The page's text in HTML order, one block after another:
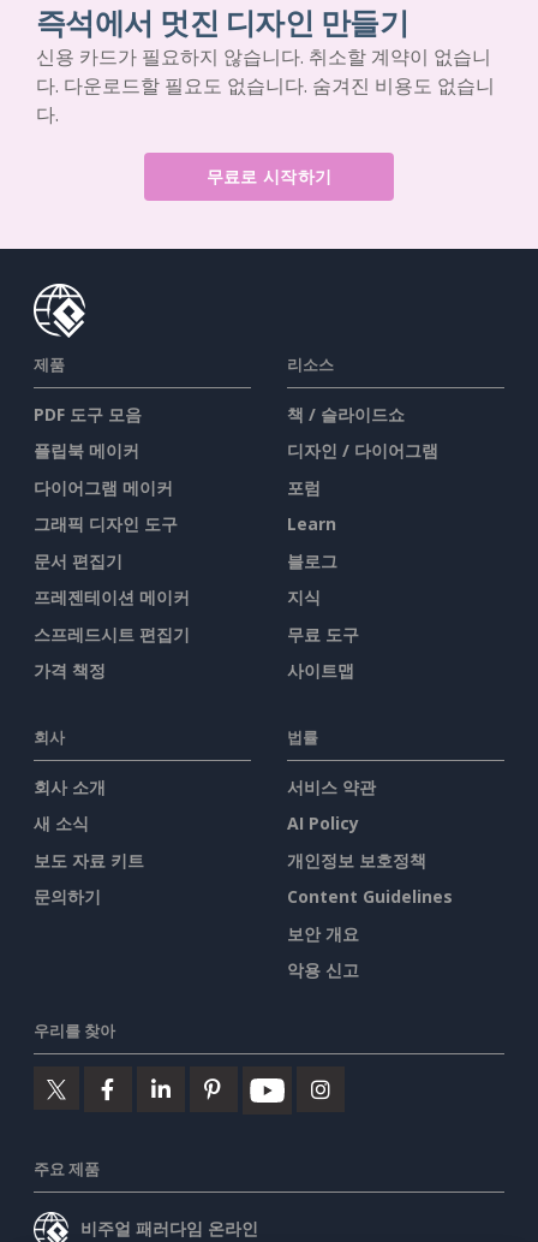
즉석에서 멋진 디자인 만들기
신용 카드가 필요하지 않습니다. 취소할 계약이 없습니
다. 다운로드할 필요도 없습니다. 숨겨진 비용도 없습니
다.
무료로 시작하기
제품
PDF 도구 모음
플립북 메이커
다이어그램 메이커
그래픽 디자인 도구
문서 편집기
프레젠테이션 메이커
스프레드시트 편집기
가격 책정
리소스
책 / 슬라이드쇼
디자인 / 다이어그램
포럼
Learn
블로그
지식
무료 도구
사이트맵
회사
회사 소개
새 소식
보도 자료 키트
문의하기
법률
서비스 약관
AI Policy
개인정보 보호정책
Content Guidelines
보안 개요
악용 신고
우리를 찾아
주요 제품
비주얼 패러다임 온라인